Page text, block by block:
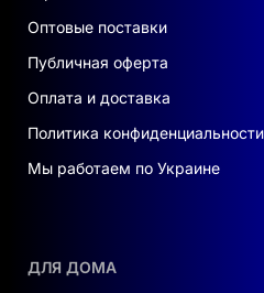
Оптовые поставки
Публичная оферта
Оплата и доставка
Политика конфиденциальности
Мы работаем по Украине
ДЛЯ ДОМА